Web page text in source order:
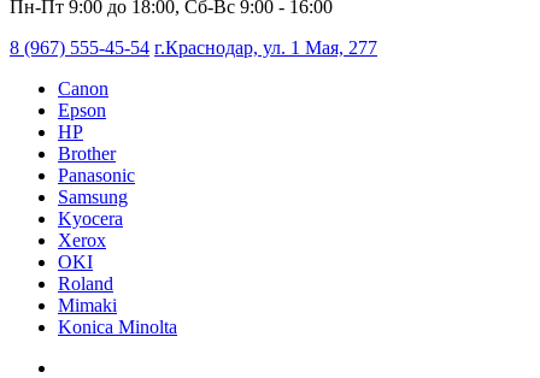
Пн-Пт 9:00 до 18:00, Сб-Вс 9:00 - 16:00
8 (967) 555-45-54 г.Краснодар, ул. 1 Мая, 277
Canon
Epson
HP
Brother
Panasonic
Samsung
Kyocera
Xerox
OKI
Roland
Mimaki
Konica Minolta